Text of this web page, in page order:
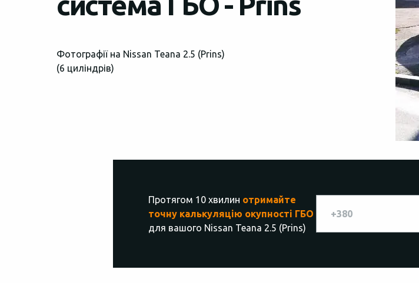
Фотографії на Nissan Teana 2.5 (Prins)
(6 циліндрів)
Протягом 10 хвилин отримайте
точну калькуляцію окупності ГБО
для вашого Nissan Teana 2.5 (Prins)